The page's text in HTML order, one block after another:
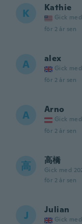
K Kathie
Gick
för 2 år sen
A alex
Gick
för 2 år sen
A Arno
Gick
för 2 år sen
高 高橋
Gick med
för 2 år sen
J Julian
Gick